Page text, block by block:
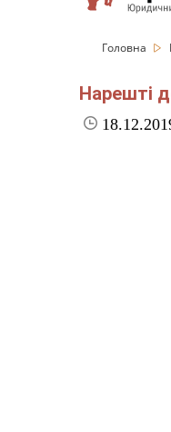
Головна
Нарешті